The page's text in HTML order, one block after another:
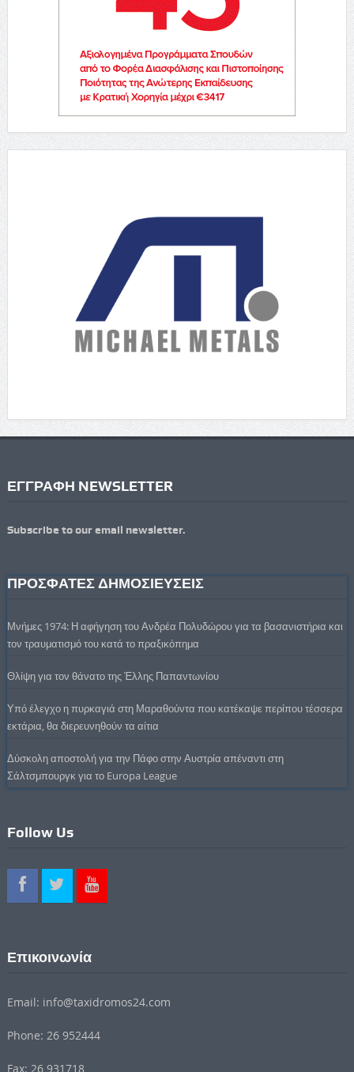
ΕΓΓΡΑΦΗ NEWSLETTER
Subscribe to our email newsletter.
ΠΡΟΣΦΑΤΕΣ ΔΗΜΟΣΙΕΥΣΕΙΣ
Μνήμες 1974: Η αφήγηση του Ανδρέα Πολυδώρου για τα βασανιστήρια και
τον τραυματισμό του κατά το πραξικόπημα
Θλίψη για τον θάνατο της Έλλης Παπαντωνίου
Υπό έλεγχο η πυρκαγιά στη Μαραθούντα που κατέκαψε περίπου τέσσερα
εκτάρια, θα διερευνηθούν τα αίτια
Δύσκολη αποστολή για την Πάφο στην Αυστρία απέναντι στη
Σάλτσμπουργκ για το Europa League
Follow Us
Επικοινωνία
Email: info@taxidromos24.com
Phone: 26 952444
Fax: 26 931718